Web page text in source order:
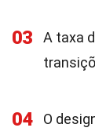
03
A taxa
04
O